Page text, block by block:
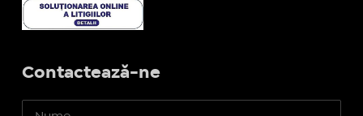
Contactează-ne